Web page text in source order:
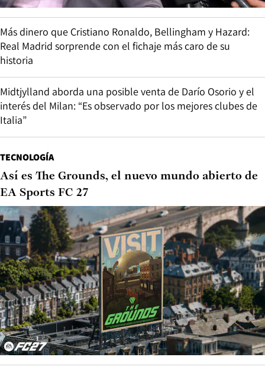
Más dinero que Cristiano Ronaldo, Bellingham y Hazard:
Real Madrid sorprende con el fichaje más caro de su
historia
Midtjylland aborda una posible venta de Darío Osorio y el
interés del Milan: “Es observado por los mejores clubes de
Italia”
TECNOLOGÍA
Así es The Grounds, el nuevo mundo abierto de
EA Sports FC 27